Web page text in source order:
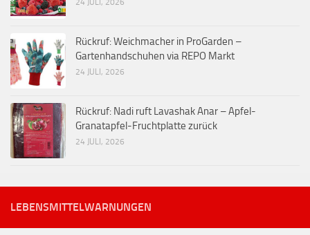
24 JULI, 2026
Rückruf: Weichmacher in ProGarden –
Gartenhandschuhen via REPO Markt
24 JULI, 2026
Rückruf: Nadi ruft Lavashak Anar – Apfel-
Granatapfel-Fruchtplatte zurück
24 JULI, 2026
LEBENSMITTELWARNUNGEN